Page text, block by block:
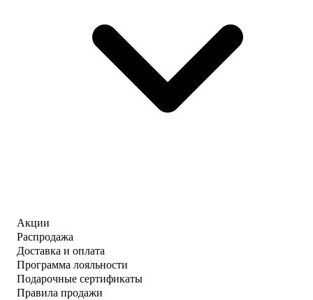
Акции
Распродажа
Доставка и оплата
Программа лояльности
Подарочные сертификаты
Правила продажи